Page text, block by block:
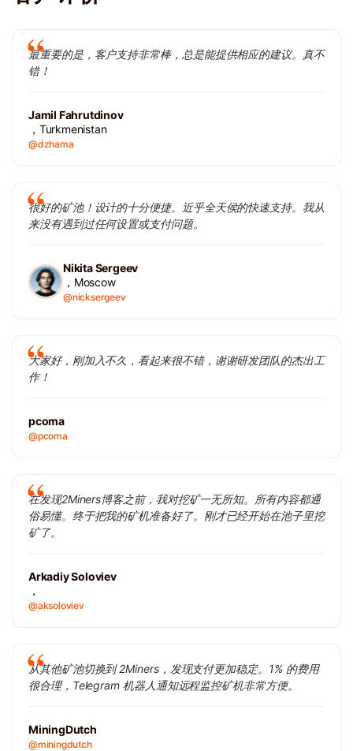
最重要的是，客户支持非常棒，总是能提供相应的建议。真不
错！
Jamil Fahrutdinov
，Turkmenistan
@dzhama
很好的矿池！设计的十分便捷。近乎全天侯的快速支持。我从
来没有遇到过任何设置或支付问题。
Nikita Sergeev
，Moscow
@nicksergeev
大家好，刚加入不久，看起来很不错，谢谢研发团队的杰出工
作！
pcoma
@pcoma
在发现2Miners博客之前，我对挖矿一无所知。所有内容都通
俗易懂。终于把我的矿机准备好了。刚才已经开始在池子里挖
矿了。
Arkadiy Soloviev
，
@aksoloviev
从其他矿池切换到 2Miners，发现支付更加稳定。1% 的费用
很合理，Telegram 机器人通知远程监控矿机非常方便。
MiningDutch
@miningdutch